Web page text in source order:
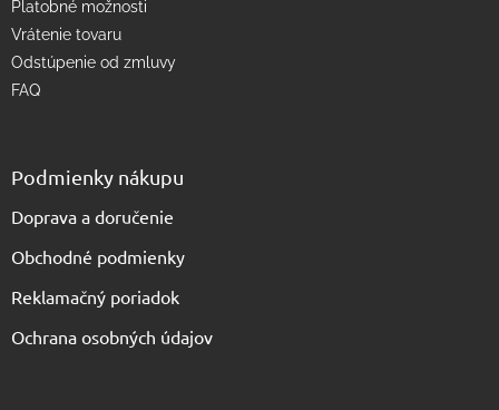
Platobné možnosti
Vrátenie tovaru
Odstúpenie od zmluvy
FAQ
Podmienky nákupu
Doprava a doručenie
Obchodné podmienky
Reklamačný poriadok
Ochrana osobných údajov